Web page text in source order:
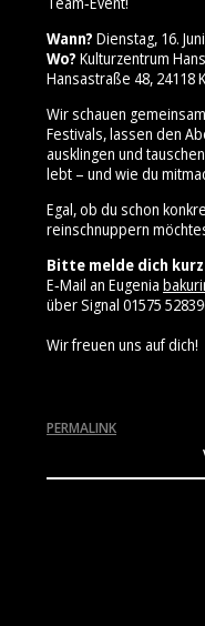
Wann? Dienstag, 16.
Wo? Kulturzentrum
Hansastraße 48, 24118
Wir schauen
Festivals, lassen den
ausklingen und
lebt – und wie du
Egal, ob du schon
reinschnuppern
Bitte melde dich kurz
E‑Mail an Eugenia
über Signal 01575
Wir freuen uns auf dich!
PERMALINK